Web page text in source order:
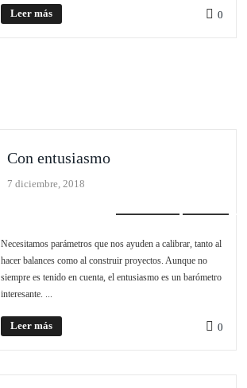
Leer más 0
Con entusiasmo
7 diciembre, 2018
Necesitamos parámetros que nos ayuden a calibrar, tanto al
hacer balances como al construir proyectos. Aunque no
siempre es tenido en cuenta, el entusiasmo es un barómetro
interesante. ...
Leer más 0